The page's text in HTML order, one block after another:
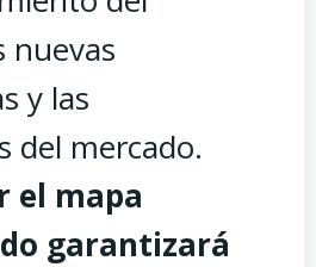
nuevas
y las
del mercado.
el mapa
garantizará